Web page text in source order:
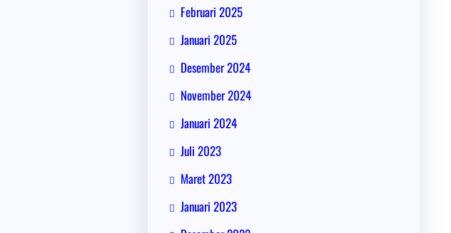
Februari 2025
Januari 2025
Desember 2024
November 2024
Januari 2024
Juli 2023
Maret 2023
Januari 2023